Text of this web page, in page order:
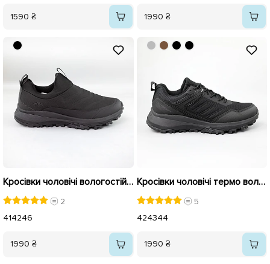
1590 ₴ 1990 ₴
Кросівки чоловічі вологостійкі байка 593047 Чорні
2
414246
1990 ₴
Кросівки чоловічі термо вологостійкі 590310 Чорні
5
424344
1990 ₴